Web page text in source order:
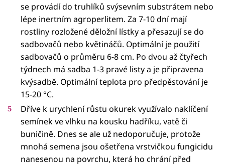
se provádí do truhlíků svýsevním substrátem nebo
lépe inertním agroperlitem. Za 7-10 dní mají
rostliny rozložené děložní lístky a přesazují se do
sadbovačů nebo květináčů. Optimální je použití
sadbovačů o průměru 6-8 cm. Po dvou až čtyřech
týdnech má sadba 1-3 pravé listy a je připravena
kvýsadbě. Optimální teplota pro předpěstování je
15-20 °C.
Dříve k urychlení růstu okurek využívalo naklíčení
semínek ve vlhku na kousku hadříku, vatě či
buničině. Dnes se ale už nedoporučuje, protože
mnohá semena jsou ošetřena vrstvičkou fungicidu
nanesenou na povrchu, která ho chrání před